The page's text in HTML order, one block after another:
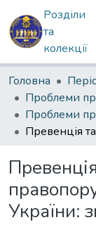
Розділи
та
колекції
Головна
України: